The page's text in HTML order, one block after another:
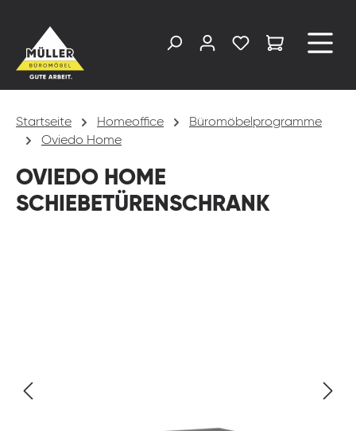
Startseite Homeoffice
Büromöbelprogramme
Oviedo Home
OVIEDO HOME
SCHIEBETÜRENSCHRANK